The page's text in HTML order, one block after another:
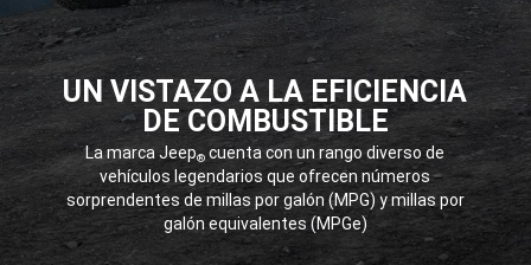
UN VISTAZO A LA EFICIENCIA
DE COMBUSTIBLE
La marca Jeep® cuenta con un rango diverso de
vehículos legendarios que ofrecen números
sorprendentes de millas por galón (MPG) y millas por
galón equivalentes (MPGe)
,